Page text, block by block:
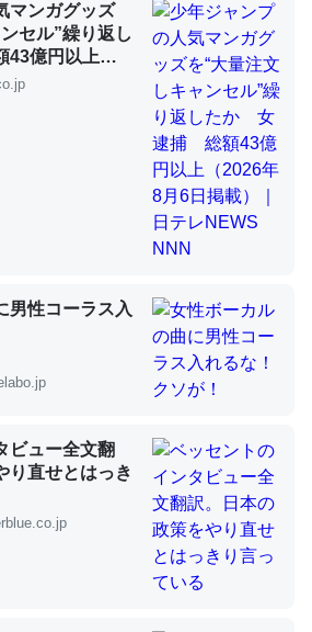
ずっと前の伏線」は回収されないけ
は多い分量。進化すればするほど分
ついての考察（１） - conceptualization
少ないのか。知らんかった。調べたら
昆虫学の大問題＝「昆虫はなぜ海にいな
シウムも酸素も不足してて両方に不
てるのでは」とあって面白い。海に
ニ・ウミグモ）はカルシウムを使わ
る筈だが、酵素が違うのか？
】昆虫学の大問題＝「昆虫はなぜ海にいな
マンガグッズ
セル”繰り返し
億円以上
）｜日テレ
男性コーラス入
ビュー全文翻
り直せとはっき